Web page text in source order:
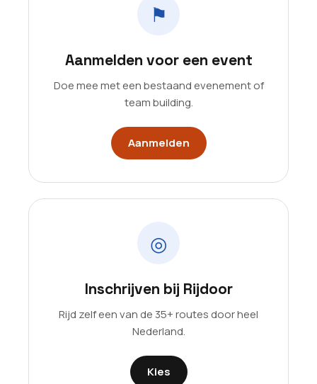
⚑
Aanmelden voor een event
Doe mee met een bestaand evenement of
team building.
Aanmelden
◎
Inschrijven bij Rijdoor
Rijd zelf een van de 35+ routes door heel
Nederland.
Kies